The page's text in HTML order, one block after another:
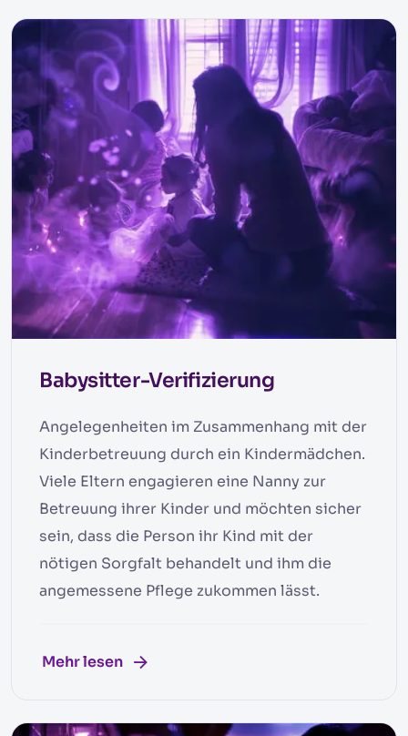
Babysitter-Verifizierung
Angelegenheiten im Zusammenhang mit der
Kinderbetreuung durch ein Kindermädchen.
Viele Eltern engagieren eine Nanny zur
Betreuung ihrer Kinder und möchten sicher
sein, dass die Person ihr Kind mit der
nötigen Sorgfalt behandelt und ihm die
angemessene Pflege zukommen lässt.
Mehr lesen